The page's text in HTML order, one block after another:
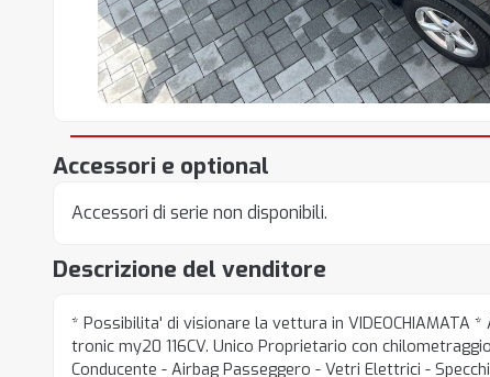
Descrizione del venditore
* Possibilita' di visionare la vettura in VIDEOCHIAMATA *
tronic my20 116CV. Unico Proprietario con
Conducente - Airbag Passeggero - Vetri Elettrici -
Accessori e optional
Accessori di serie non disponibili.